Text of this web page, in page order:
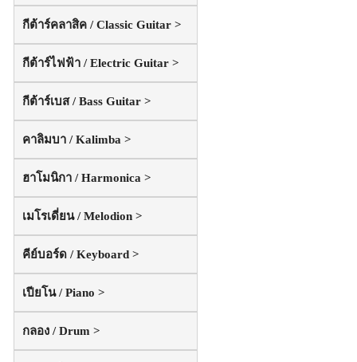
กีต้าร์คลาสิค / Classic Guitar >
กีต้าร์ไฟฟ้า / Electric Guitar >
กีต้าร์เบส / Bass Guitar >
คาลิมบา / Kalimba >
ฮาโมนิกา / Harmonica >
เมโรเดี่ยน / Melodion >
คีย์บอร์ด / Keyboard >
เปียโน / Piano >
กลอง / Drum >